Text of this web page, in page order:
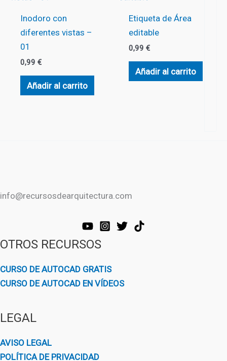
Inodoro con
diferentes vistas –
01
0,99€
Añadir al carrito
Etiqueta de Área
editable
0,99€
Añadir al carrito
info@recursosdearquitectura.com
OTROS RECURSOS
CURSO DE AUTOCAD GRATIS
CURSO DE AUTOCAD EN VÍDEOS
LEGAL
AVISO LEGAL
POLÍTICA DE PRIVACIDAD